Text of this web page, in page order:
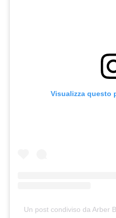
Visualizza questo
Un post condiviso da Arber